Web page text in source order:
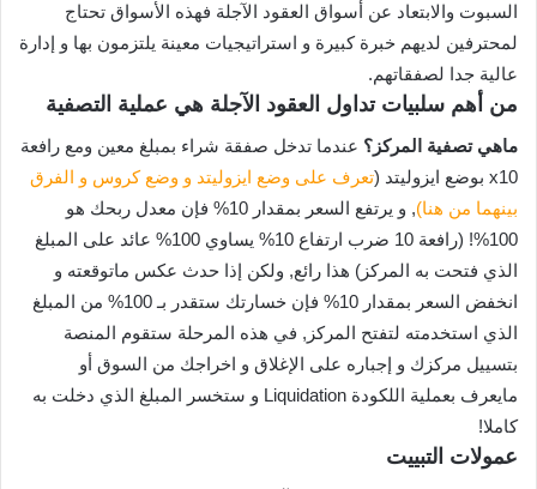
السبوت والابتعاد عن أسواق العقود الآجلة فهذه الأسواق تحتاج
لمحترفين لديهم خبرة كبيرة و استراتيجيات معينة يلتزمون بها و إدارة
عالية جدا لصفقاتهم.
من أهم سلبيات تداول العقود الآجلة هي عملية التصفية
ماهي تصفية المركز؟ عندما تدخل صفقة شراء بمبلغ معين ومع رافعة
x10 بوضع ايزوليتد (
تعرف على وضع ايزوليتد و وضع كروس و الفرق
بينهما من هنا)
, و يرتفع السعر بمقدار 10% فإن معدل ربحك هو
100%! (رافعة 10 ضرب ارتفاع 10% يساوي 100% عائد على المبلغ
الذي فتحت به المركز) هذا رائع, ولكن إذا حدث عكس ماتوقعته و
انخفض السعر بمقدار 10% فإن خسارتك ستقدر بـ 100% من المبلغ
الذي استخدمته لتفتح المركز, في هذه المرحلة ستقوم المنصة
بتسييل مركزك و إجباره على الإغلاق و اخراجك من السوق أو
مايعرف بعملية اللكودة Liquidation و ستخسر المبلغ الذي دخلت به
كاملا!
عمولات التبييت